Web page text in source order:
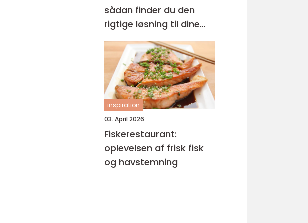
sådan finder du den
rigtige løsning til dine
øjne
inspiration
03. April 2026
Fiskerestaurant:
oplevelsen af frisk fisk
og havstemning